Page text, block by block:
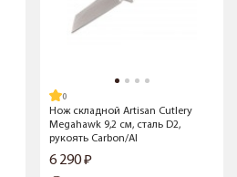
Нож складной Artisan Cutlery
Megahawk 9,2 см, сталь D2,
рукоять Carbon/Al
6 290